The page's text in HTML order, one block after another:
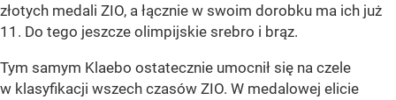
złotych medali ZIO, a łącznie w swoim dorobku ma ich już
11. Do tego jeszcze olimpijskie srebro i brąz.
Tym samym Klaebo ostatecznie umocnił się na czele
w klasyfikacji wszech czasów ZIO. W medalowej elicie